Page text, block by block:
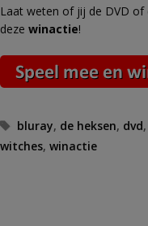
Laat weten of jij de DVD
deze winactie!
Tags
bluray, de heksen, dvd
witches, winactie